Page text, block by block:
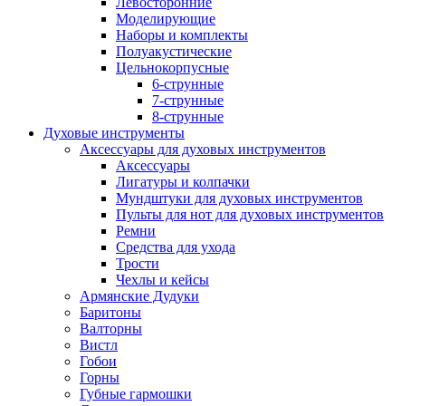
Моделирующие
Наборы и комплекты
Полуакустические
Цельнокорпусные
6-струнные
7-струнные
8-струнные
Духовые инструменты
Аксессуары для духовых инструментов
Аксессуары
Лигатуры и колпачки
Мундштуки для духовых инструментов
Пульты для нот для духовых инструментов
Ремни
Средства для ухода
Трости
Чехлы и кейсы
Армянские Дудуки
Баритоны
Валторны
Вистл
Гобои
Горны
Губные гармошки